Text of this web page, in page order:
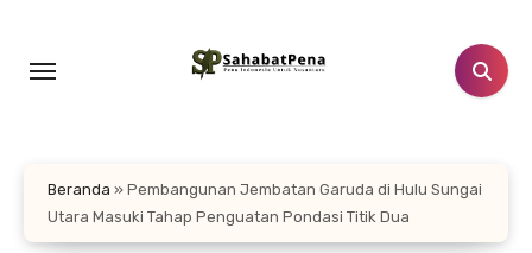
konten
Beranda » Pembangunan Jembatan Garuda di Hulu Sungai
Utara Masuki Tahap Penguatan Pondasi Titik Dua